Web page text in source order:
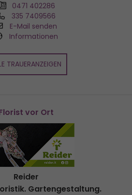
0471 402286
335 7409566
E-Mail senden
Informationen
TRAUERANZEIGEN
vor Ort
Reider
Gartengestaltung.